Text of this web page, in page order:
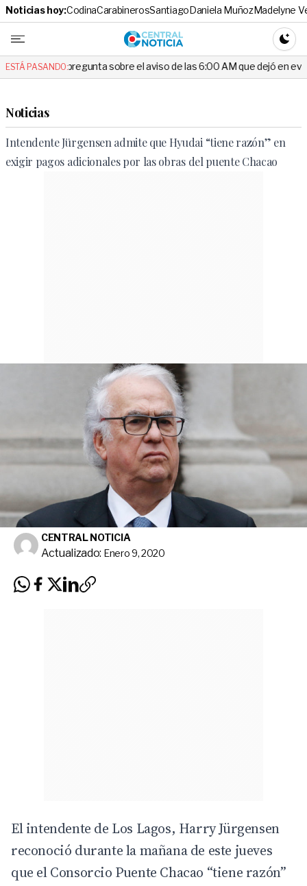
Noticias hoy:CodinaCarabinerosSantiagoDaniela MuñozMadelyne
Central
ESTÁ PASANDO:
pregunta sobre el aviso de las 6:00 AM que dejó en evidencia al
Noticias
Intendente Jürgensen admite que Hyudai “tiene razón” en
exigir pagos adicionales por las obras del puente Chacao
CENTRAL NOTICIA
Actualizado: Enero 9, 2020
El intendente de Los Lagos, Harry Jürgensen
reconoció durante la mañana de este jueves
que el Consorcio Puente Chacao “tiene razón”